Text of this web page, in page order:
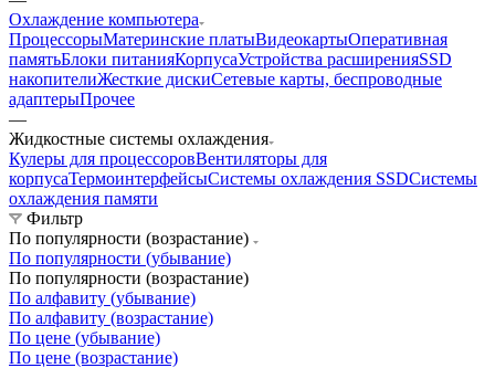
Охлаждение компьютера
ПроцессорыМатеринские платыВидеокартыОперативная
памятьБлоки питанияКорпусаУстройства расширенияSSD
накопителиЖесткие дискиСетевые карты, беспроводные
адаптерыПрочее
—
Жидкостные системы охлаждения
Кулеры для процессоровВентиляторы для
корпусаТермоинтерфейсыСистемы охлаждения SSDСистемы
охлаждения памяти
Фильтр
По популярности (возрастание)
По популярности (убывание)
По популярности (возрастание)
По алфавиту (убывание)
По алфавиту (возрастание)
По цене (убывание)
По цене (возрастание)